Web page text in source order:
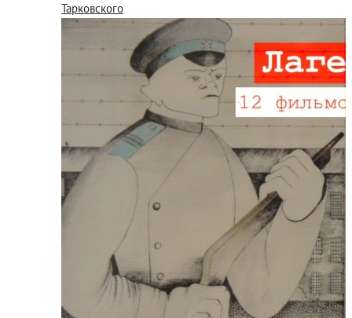
Тарковского